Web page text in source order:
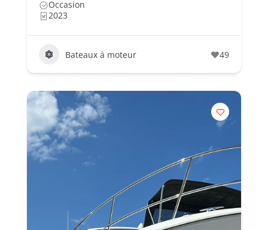
Occasion
2023
Bateaux à moteur 49